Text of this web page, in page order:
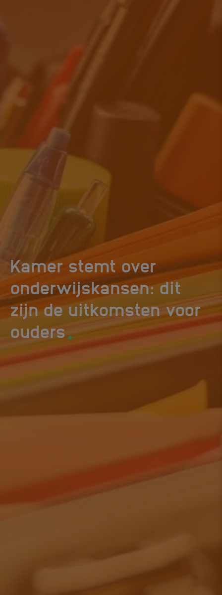
Kamer stemt over
onderwijskansen: dit
zijn de uitkomsten voor
ouders.